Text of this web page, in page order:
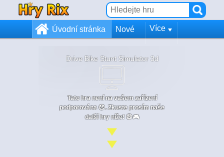
Úvodní stránka Nové Více
Drive Bike Stunt Simulator 3d
Tato hra není na vašem zařízení
podporována 😞. Zkuste prosím naše
další hry níže! 😄🎮